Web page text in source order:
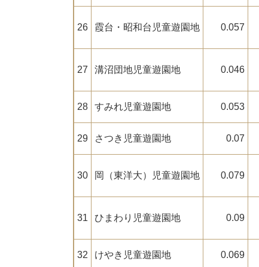
26 霞台・昭和台児童遊園地 0.057
27 溝沼団地児童遊園地 0.046
28 すみれ児童遊園地 0.053
29 さつき児童遊園地 0.07
30 岡（東洋大）児童遊園地 0.079
31 ひまわり児童遊園地 0.09
32 けやき児童遊園地 0.069